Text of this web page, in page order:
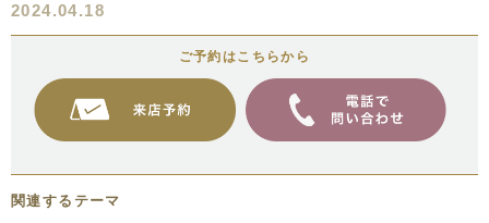
2024.04.18
ご予約はこちらから
関連するテーマ